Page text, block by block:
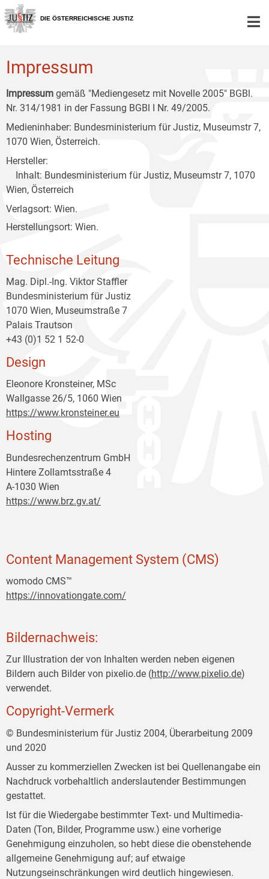
Zur
Hauptnavigation
[1]
Zum
Inhalt
[2]
Zum
Untermenü
[3]
DIE ÖSTERREICHISCHE JUSTIZ
Impressum
Impressum gemäß "Mediengesetz mit Novelle 2005" BGBl.
Nr. 314/1981 in der Fassung BGBl I Nr. 49/2005.
Medieninhaber: Bundesministerium für Justiz, Museumstr 7,
1070 Wien, Österreich.
Hersteller:
Inhalt: Bundesministerium für Justiz, Museumstr 7, 1070
Wien, Österreich
Verlagsort: Wien.
Herstellungsort: Wien.
Technische Leitung
Mag. Dipl.-Ing. Viktor Staffler
Bundesministerium für Justiz
1070 Wien, Museumstraße 7
Palais Trautson
+43 (0)1 52 1 52-0
Design
Eleonore Kronsteiner, MSc
Wallgasse 26/5, 1060 Wien
https://www.kronsteiner.eu
Hosting
Bundesrechenzentrum GmbH
Hintere Zollamtsstraße 4
A-1030 Wien
https://www.brz.gv.at/
Content Management System (CMS)
womodo CMS™
https://innovationgate.com/
Bildernachweis:
Zur Illustration der von Inhalten werden neben eigenen
Bildern auch Bilder von pixelio.de (http://www.pixelio.de)
verwendet.
Copyright-Vermerk
© Bundesministerium für Justiz 2004, Überarbeitung 2009
und 2020
Ausser zu kommerziellen Zwecken ist bei Quellenangabe ein
Nachdruck vorbehaltlich anderslautender Bestimmungen
gestattet.
Ist für die Wiedergabe bestimmter Text- und Multimedia-
Daten (Ton, Bilder, Programme usw.) eine vorherige
Genehmigung einzuholen, so hebt diese die obenstehende
allgemeine Genehmigung auf; auf etwaige
Nutzungseinschränkungen wird deutlich hingewiesen.